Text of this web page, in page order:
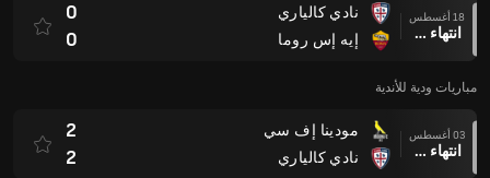
18 أغسطس
انتهاء وقت المباراة
نادي كالياري
إيه إس روما
0
0
مباريات ودية للأندية
03 أغسطس
انتهاء وقت المباراة
مودينا إف سي
نادي كالياري
2
2